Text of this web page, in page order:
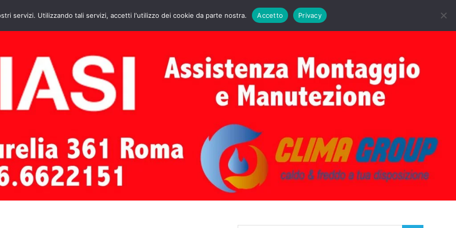
HOME CONTATTI ASSISTENZA CALDAIE BIASI PRIMA ACCENSIONE CALDAIE BIASI
servizi. Utilizzando tali servizi, accetti l'utilizzo dei cookie da parte nostra. Accetto Privacy